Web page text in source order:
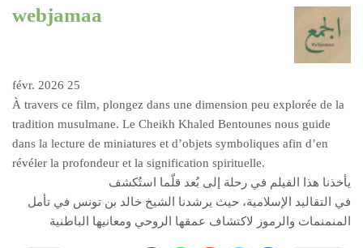
webjamaa
25 févr. 2026
À travers ce film, plongez dans une dimension peu explorée de la
tradition musulmane. Le Cheikh Khaled Bentounes nous guide
dans la lecture de miniatures et d’objets symboliques afin d’en
révéler la profondeur et la signification spirituelle.
يأخذنا هذا الفيلم في رحلة إلى بُعد قلّما استُكشف
في التقاليد الإسلامية، حيث يرشدنا الشيخ خالد بن تونس في تأمل
المنمنمات والرموز لاكتشاف عمقها الروحي ومعانيها الباطنية